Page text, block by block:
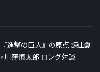
『進撃の巨人』の原点 諫山創
×川窪慎太郎 ロング対談